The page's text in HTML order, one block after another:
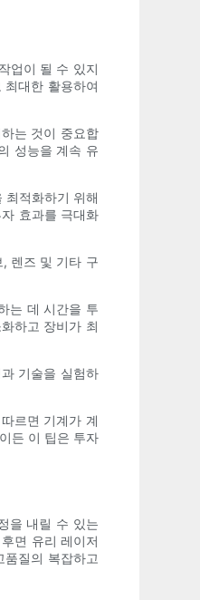
업이 될 수 있지
대한 활용하여
는 것이 중요합
성능을 계속 유
최적화하기 위해
효과를 극대화
렌즈 및 기타 구
는 데 시간을 투
하고 장비가 최
기술을 실험하
르면 기계가 계
든 이 팁은 투자
을 내릴 수 있는
면 유리 레이저
질의 복잡하고